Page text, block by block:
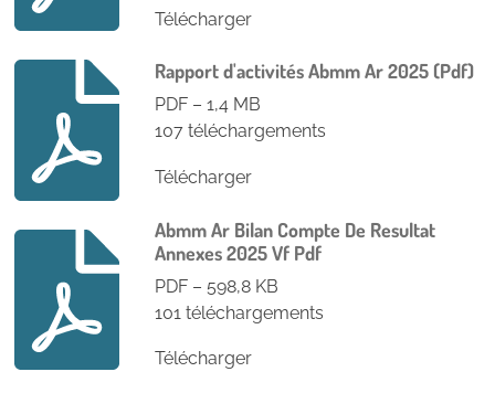
Télécharger
Rapport d'activités Abmm Ar 2025 (Pdf)
PDF – 1,4 MB
107 téléchargements
Télécharger
Abmm Ar Bilan Compte De Resultat
Annexes 2025 Vf Pdf
PDF – 598,8 KB
101 téléchargements
Télécharger